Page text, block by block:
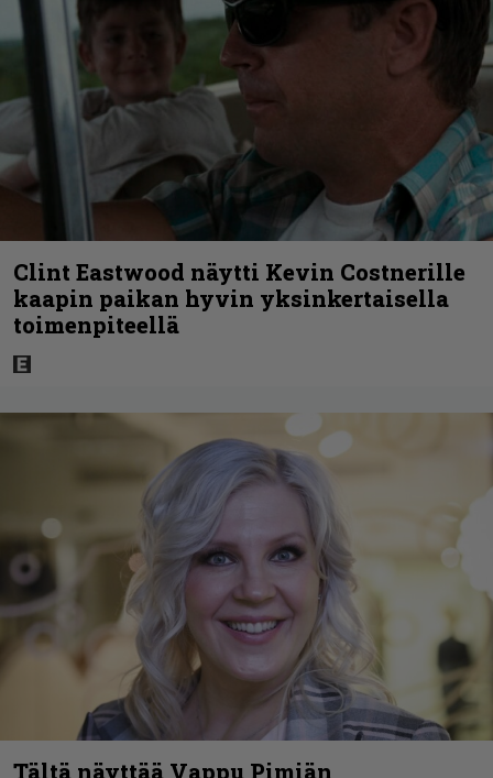
Clint Eastwood näytti Kevin Costnerille
kaapin paikan hyvin yksinkertaisella
toimenpiteellä
Tältä näyttää Vappu Pimiän